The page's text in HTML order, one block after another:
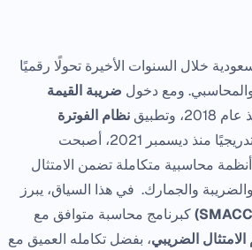
خلال السنوات الأخيرة تحولًا رقميًا
ومع دخول ضريبة القيمة
وتطبيق
نظام الفوترة
تدريجيًا منذ ديسمبر 2021، أصبحت
محاسبية متكاملة تضمن الامتثال
والضريبة والجمارك. في هذا السياق، يبرز
كبرنامج محاسبة متوافق مع
الضريبي، بفضل تكامله العميق مع